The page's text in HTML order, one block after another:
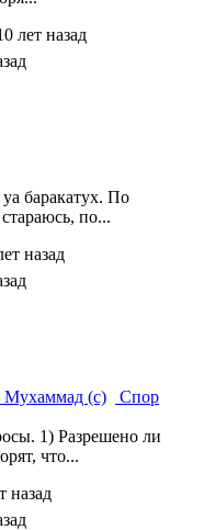
лет назад
баракатух. По
по...
назад
Мухаммад (с)
Спор
1) Разрешено ли
что...
назад